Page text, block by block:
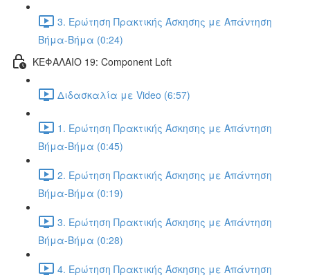
3. Ερώτηση Πρακτικής Άσκησης με Απάντηση
Βήμα-Βήμα (0:24)
ΚΕΦΑΛΑΙΟ 19: Component Loft
Διδασκαλία με Video (6:57)
1. Ερώτηση Πρακτικής Άσκησης με Απάντηση
Βήμα-Βήμα (0:45)
2. Ερώτηση Πρακτικής Άσκησης με Απάντηση
Βήμα-Βήμα (0:19)
3. Ερώτηση Πρακτικής Άσκησης με Απάντηση
Βήμα-Βήμα (0:28)
4. Ερώτηση Πρακτικής Άσκησης με Απάντηση